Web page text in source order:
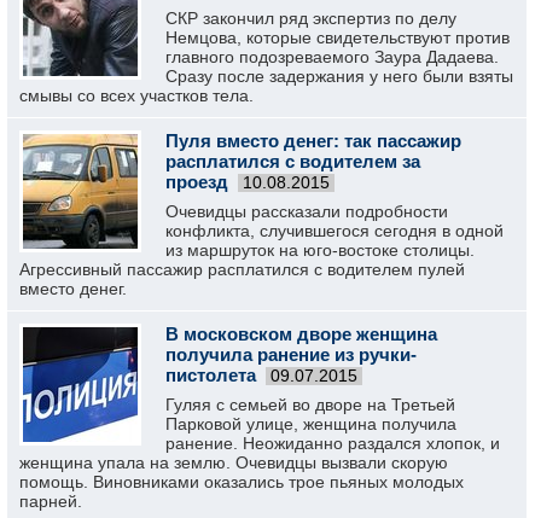
СКР закончил ряд экспертиз по делу
Немцова, которые свидетельствуют против
главного подозреваемого Заура Дадаева.
Сразу после задержания у него были взяты
смывы со всех участков тела.
Пуля вместо денег: так пассажир
расплатился с водителем за
проезд
10.08.2015
Очевидцы рассказали подробности
конфликта, случившегося сегодня в одной
из маршруток на юго-востоке столицы.
Агрессивный пассажир расплатился с водителем пулей
вместо денег.
В московском дворе женщина
получила ранение из ручки-
пистолета
09.07.2015
Гуляя с семьей во дворе на Третьей
Парковой улице, женщина получила
ранение. Неожиданно раздался хлопок, и
женщина упала на землю. Очевидцы вызвали скорую
помощь. Виновниками оказались трое пьяных молодых
парней.